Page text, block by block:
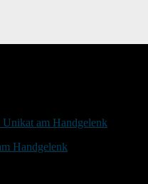
Handgelenk